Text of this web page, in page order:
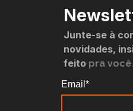
Junte-se à
novidades,
feito pra você.
Email*